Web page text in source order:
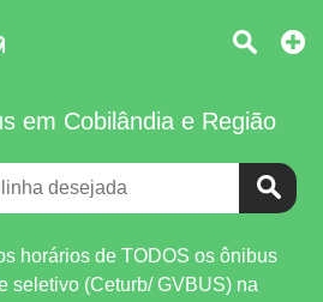
em Cobilândia e Região
horários de TODOS os ônibus
seletivo (Ceturb/ GVBUS) na